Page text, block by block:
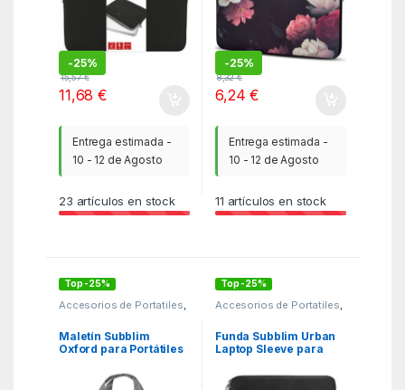
-25%
15,57€
11,68€
Entrega estimada -
10 - 12 de Agosto
23 artículos en stock
-25%
8,32€
6,24€
Entrega estimada -
10 - 12 de Agosto
11 artículos en stock
Top -25%
Accesorios de Portatiles,
Maletín Subblim
Oxford para Portátiles
Top -25%
Accesorios de Portatiles,
Funda Subblim Urban
Laptop Sleeve para
Negra